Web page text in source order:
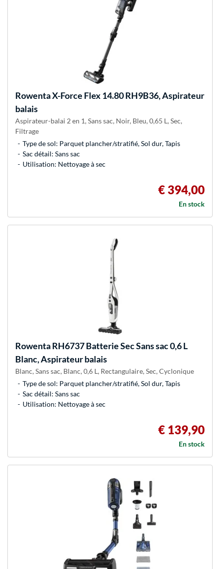
RowentaX-Force Flex 14.80 RH9B36, Aspirateur
balais
Aspirateur-balai 2 en 1, Sans sac, Noir, Bleu, 0,65 L, Sec,
Filtrage
Type de sol: Parquet plancher/stratifié, Sol dur, Tapis
Sac détail: Sans sac
Utilisation: Nettoyage à sec
€ 394,00
En stock
RowentaRH6737 Batterie Sec Sans sac 0,6 L
Blanc, Aspirateur balais
Blanc, Sans sac, Blanc, 0,6 L, Rectangulaire, Sec, Cyclonique
Type de sol: Parquet plancher/stratifié, Sol dur, Tapis
Sac détail: Sans sac
Utilisation: Nettoyage à sec
€ 139,90
En stock